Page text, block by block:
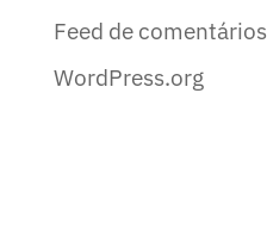
Feed de comentários
WordPress.org